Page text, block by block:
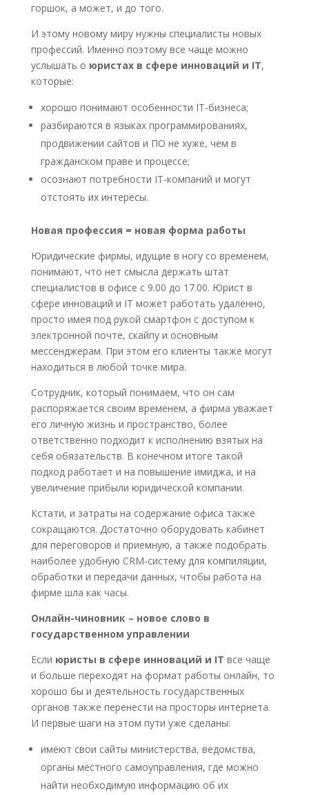
горшок, а может, и до того.
И этому новому миру нужны специалисты новых
профессий. Именно поэтому все чаще можно
услышать о юристах в сфере инноваций и IT,
которые:
хорошо понимают особенности IT-бизнеса;
разбираются в языках программированиях,
продвижении сайтов и ПО не хуже, чем в
гражданском праве и процессе;
осознают потребности IT-компаний и могут
отстоять их интересы.
Новая профессия = новая форма работы
Юридические фирмы, идущие в ногу со временем,
понимают, что нет смысла держать штат
специалистов в офисе с 9.00 до 17.00. Юрист в
сфере инноваций и IT может работать удаленно,
просто имея под рукой смартфон с доступом к
электронной почте, скайпу и основным
мессенджерам. При этом его клиенты также могут
находиться в любой точке мира.
Сотрудник, который понимаем, что он сам
распоряжается своим временем, а фирма уважает
его личную жизнь и пространство, более
ответственно подходит к исполнению взятых на
себя обязательств. В конечном итоге такой
подход работает и на повышение имиджа, и на
увеличение прибыли юридической компании.
Кстати, и затраты на содержание офиса также
сокращаются. Достаточно оборудовать кабинет
для переговоров и приемную, а также подобрать
наиболее удобную CRM-систему для компиляции,
обработки и передачи данных, чтобы работа на
фирме шла как часы.
Онлайн-чиновник – новое слово в
государственном управлении
Если юристы в сфере инноваций и IT все чаще
и больше переходят на формат работы онлайн, то
хорошо бы и деятельность государственных
органов также перенести на просторы интернета.
И первые шаги на этом пути уже сделаны:
имеют свои сайты министерства, ведомства,
органы местного самоуправления, где можно
найти необходимую информацию об их